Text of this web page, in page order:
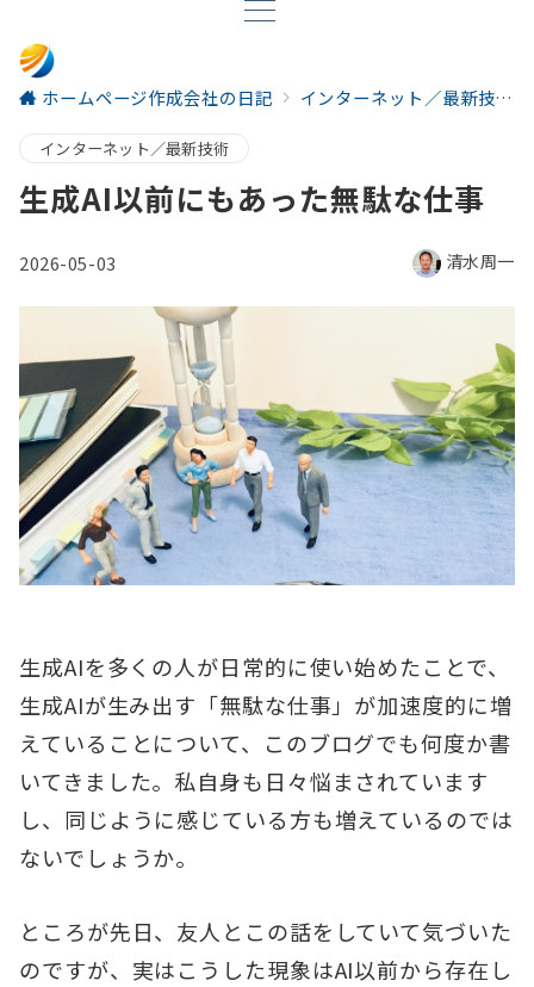
ホームページ作成会社の日記 インターネット／最新技術
インターネット／最新技術
生成AI以前にもあった無駄な仕事
2026-05-03 清水周一
生成AIを多くの人が日常的に使い始めたことで、
生成AIが生み出す「無駄な仕事」が加速度的に増
えていることについて、このブログでも何度か書
いてきました。私自身も日々悩まされています
し、同じように感じている方も増えているのでは
ないでしょうか。
ところが先日、友人とこの話をしていて気づいた
のですが、実はこうした現象はAI以前から存在し